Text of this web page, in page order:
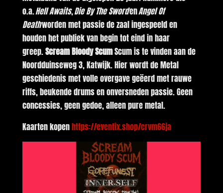
o.a.Hell Awaits,Die By The SwordenAngel Of
Deathworden met passie de zaal ingespeeld en
houden het publiek van begin tot eind in haar
greep.Scream Bloody ScumScum is te vinden aan de
Noordduinseweg 3, Katwijk. Hier wordt de Metal
geschiedenis met volle overgave geëerd met rauwe
riffs, beukende drums en onversneden passie. Geen
concessies, geen gedoe, alleen pure metal.
Kaarten kopenhttps://eventix.shop/crvm66ja